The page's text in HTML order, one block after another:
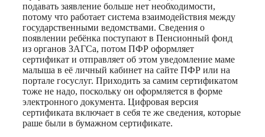
подавать заявление больше нет необходимости,
потому что работает система взаимодейст­вия между
государственными ведомствами. Сведения о
появлении ребёнка поступают в Пенсионный фонд
из органов ЗАГСа, потом ПФР оформляет
сертификат и отправляет об этом уведомление маме
малыша в её личный кабинет на сайте ПФР или на
портале госуслуг. Приходить за самим сертификатом
тоже не надо, по­скольку он оформ­ляется в форме
электронного документа. Цифровая версия
сертификата включает в себя те же сведения, которые
раше были в бумажном сертификате.